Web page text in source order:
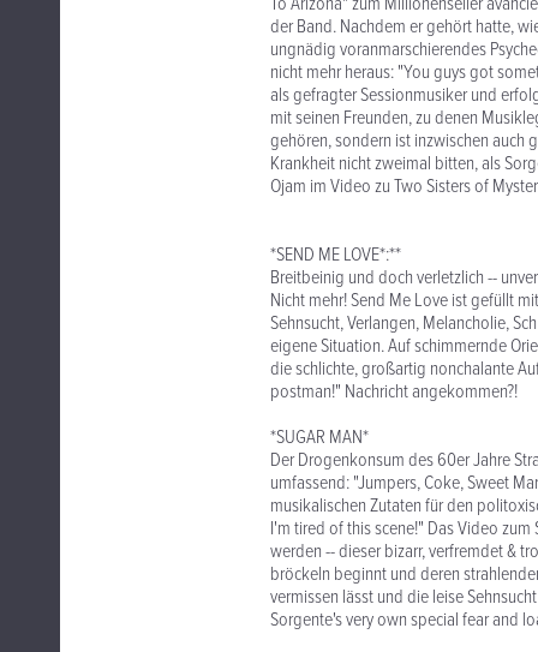
der Band. Nachdem er gehört hatte,
ungnädig voranmarschierendes
nicht mehr heraus: "You guys got
als gefragter Sessionmusiker und
mit seinen Freunden, zu denen
gehören, sondern ist inzwischen auch
Krankheit nicht zweimal bitten, als
Ojam im Video zu Two Sisters of
*SEND ME LOVE*:**
Breitbeinig und doch verletzlich --
Nicht mehr! Send Me Love ist gefüllt
Sehnsucht, Verlangen, Melancholie,
eigene Situation. Auf schimmernde
die schlichte, großartig nonchalante
postman!" Nachricht angekommen?!
*SUGAR MAN*
Der Drogenkonsum des 60er Jahre
umfassend: "Jumpers, Coke, Sweet
musikalischen Zutaten für den
I'm tired of this scene!" Das Video
werden -- dieser bizarr, verfremdet &
bröckeln beginnt und deren
vermissen lässt und die leise
Sorgente's very own special fear and